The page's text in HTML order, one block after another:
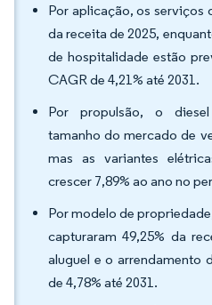
Por aplicação, os serviços
da receita de 2025,
de hospitalidade estão
CAGR de 4,21% até 2031.
Por propulsão, o
tamanho do mercado de
mas as variantes
crescer 7,89% ao ano no
Por modelo de
capturaram 49,25% da
aluguel e o arrendamento
de 4,78% até 2031.